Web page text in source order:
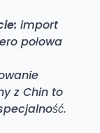
import
połowa
z Chin to